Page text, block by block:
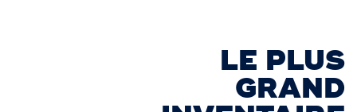
LE PLUS
GRAND